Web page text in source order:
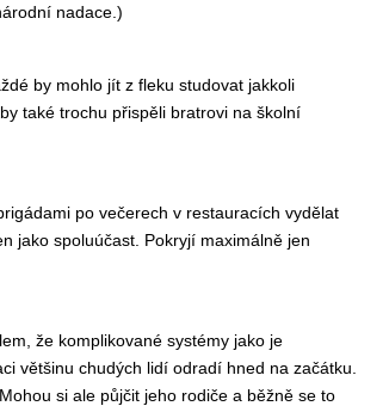
nadace.)
by mohlo jít z fleku studovat jakkoli
také trochu přispěli bratrovi na školní
po večerech v restauracích vydělat
jako spoluúčast. Pokryjí maximálně jen
že komplikované systémy jako je
většinu chudých lidí odradí hned na začátku.
si ale půjčit jeho rodiče a běžně se to